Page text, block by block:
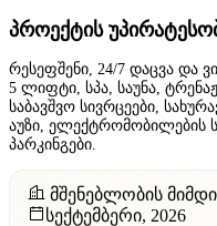
პროექტის
რესეფშენი, 24/7 დაცვა და
5 ლიფტი, სპა, საუნა,
საბავშვო სივრცეები,
აუზი, ელექტრომობილების
პარკინგები.
მშენებლობის
სექტემბერი, 2026